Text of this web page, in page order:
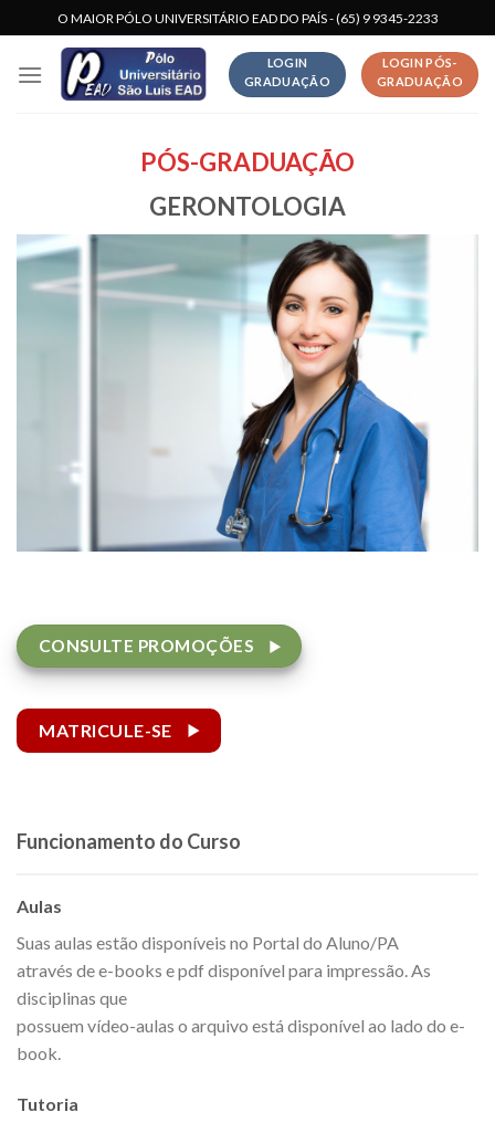
to
content
O MAIOR PÓLO UNIVERSITÁRIO EAD DO PAÍS - (65) 9 9345-2233
LOGIN
GRADUAÇÃO
LOGIN PÓS-
GRADUAÇÃO
PÓS-GRADUAÇÃO
GERONTOLOGIA
CONSULTE PROMOÇÕES
MATRICULE-SE
Funcionamento do Curso
Aulas
Suas aulas estão disponíveis no Portal do Aluno/PA
através de e-books e pdf disponível para impressão. As
disciplinas que
possuem vídeo-aulas o arquivo está disponível ao lado do e-
book.
Tutoria